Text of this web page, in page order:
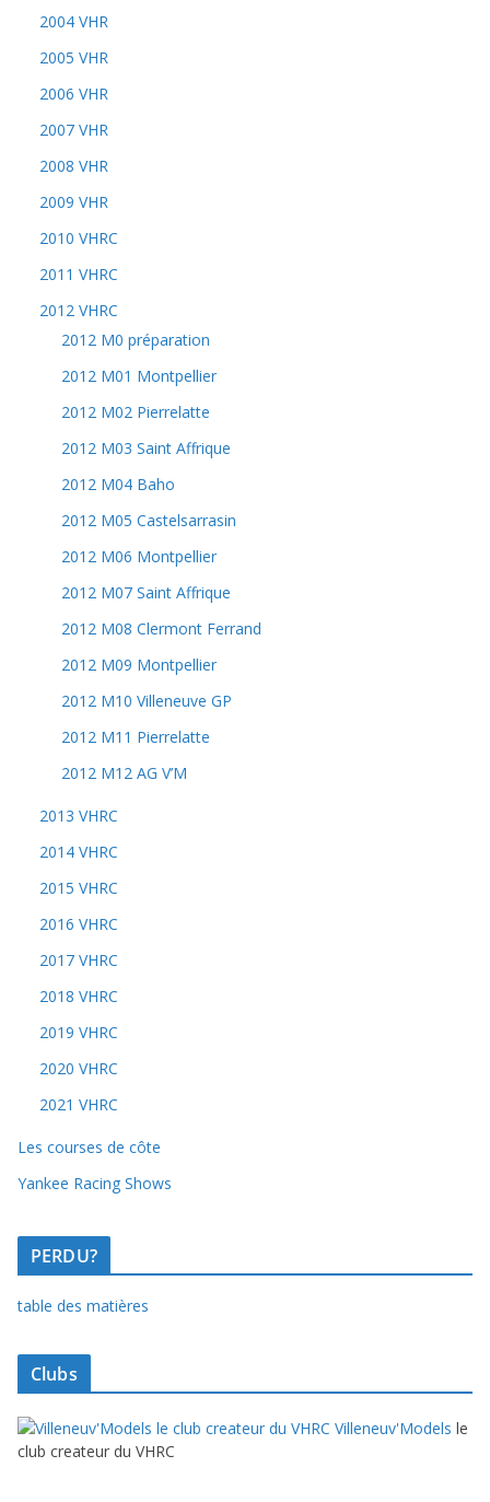
2004 VHR
2005 VHR
2006 VHR
2007 VHR
2008 VHR
2009 VHR
2010 VHRC
2011 VHRC
2012 VHRC
2012 M0 préparation
2012 M01 Montpellier
2012 M02 Pierrelatte
2012 M03 Saint Affrique
2012 M04 Baho
2012 M05 Castelsarrasin
2012 M06 Montpellier
2012 M07 Saint Affrique
2012 M08 Clermont Ferrand
2012 M09 Montpellier
2012 M10 Villeneuve GP
2012 M11 Pierrelatte
2012 M12 AG V’M
2013 VHRC
2014 VHRC
2015 VHRC
2016 VHRC
2017 VHRC
2018 VHRC
2019 VHRC
2020 VHRC
2021 VHRC
Les courses de côte
Yankee Racing Shows
PERDU?
table des matières
Clubs
Villeneuv'Models le
club createur du VHRC